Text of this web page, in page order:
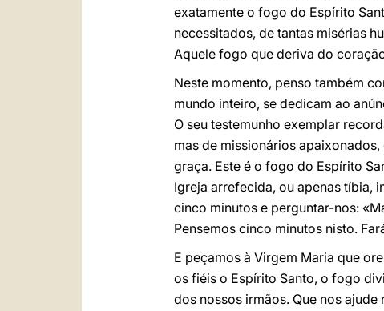
exatamente o fogo do Espírito
necessitados, de tantas misérias
Aquele fogo que deriva do
Neste momento, penso também
mundo inteiro, se dedicam ao
O seu testemunho exemplar
mas de missionários
graça. Este é o fogo do Espírito
Igreja arrefecida, ou apenas tíbia,
cinco minutos e perguntar-nos:
Pensemos cinco minutos nisto.
E peçamos à Virgem Maria que
os fiéis o Espírito Santo, o fogo
dos nossos irmãos. Que nos